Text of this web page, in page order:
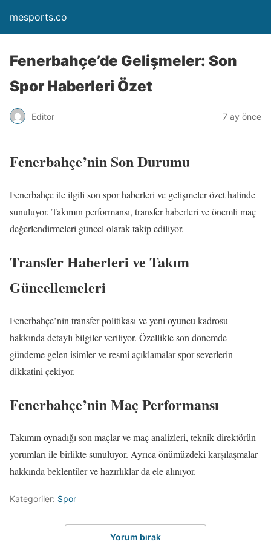
mesports.co
Fenerbahçe’de Gelişmeler: Son
Spor Haberleri Özet
Editor 7 ay önce
Fenerbahçe’nin Son Durumu
Fenerbahçe ile ilgili son spor haberleri ve gelişmeler özet halinde
sunuluyor. Takımın performansı, transfer haberleri ve önemli maç
değerlendirmeleri güncel olarak takip ediliyor.
Transfer Haberleri ve Takım
Güncellemeleri
Fenerbahçe’nin transfer politikası ve yeni oyuncu kadrosu
hakkında detaylı bilgiler veriliyor. Özellikle son dönemde
gündeme gelen isimler ve resmi açıklamalar spor severlerin
dikkatini çekiyor.
Fenerbahçe’nin Maç Performansı
Takımın oynadığı son maçlar ve maç analizleri, teknik direktörün
yorumları ile birlikte sunuluyor. Ayrıca önümüzdeki karşılaşmalar
hakkında beklentiler ve hazırlıklar da ele alınıyor.
Kategoriler: Spor
Yorum bırak